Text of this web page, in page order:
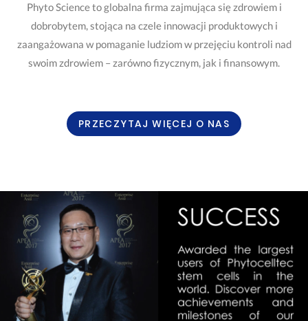
Phyto Science to globalna firma zajmująca się zdrowiem i
dobrobytem, stojąca na czele innowacji produktowych i
zaangażowana w pomaganie ludziom w przejęciu kontroli nad
swoim zdrowiem – zarówno fizycznym, jak i finansowym.
PRZECZYTAJ WIĘCEJ O NAS